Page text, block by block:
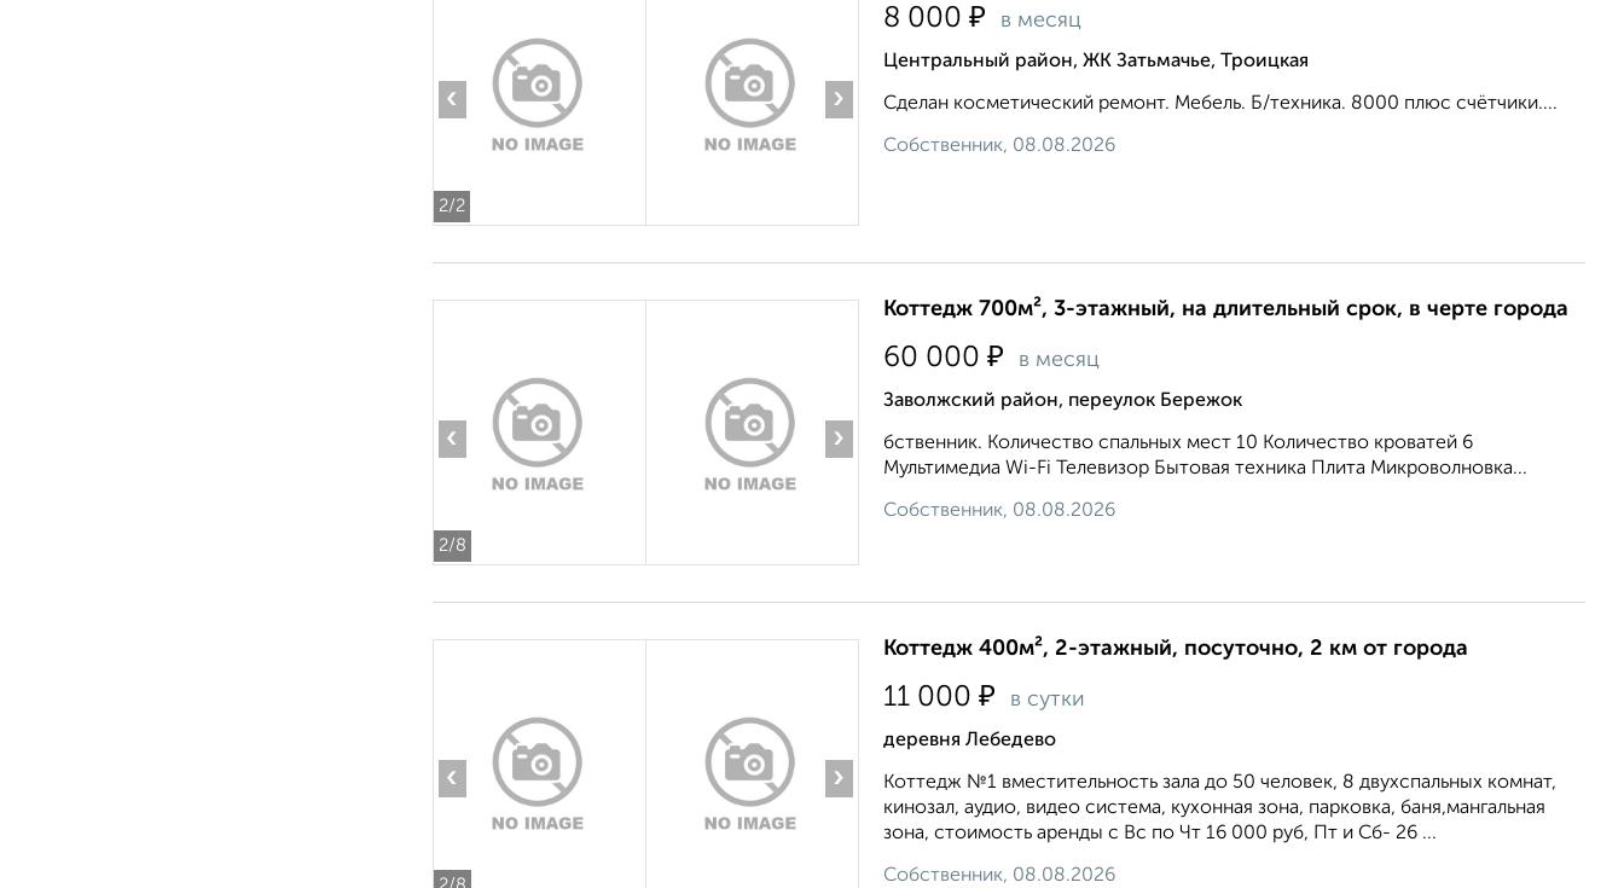
2/2
‹ ›
8 000 ₽ в месяц
Центральный район, ЖК Затьмачье, Троицкая
Сделан косметический ремонт. Мебель. Б/техника. 8000 плюс счётчики....
Собственник, 08.08.2026
2/8
‹ ›
Коттедж 700м², 3-этажный, на длительный срок, в черте города
60 000 ₽ в месяц
Заволжский район, переулок Бережок
бственник. Количество спальных мест 10 Количество кроватей 6
Мультимедиа Wi-Fi Телевизор Бытовая техника Плита Микроволновка...
Собственник, 08.08.2026
‹ ›
Коттедж 400м², 2-этажный, посуточно, 2 км от города
11 000 ₽ в сутки
деревня Лебедево
Коттедж №1 вместительность зала до 50 человек, 8 двухспальных комнат,
кинозал, аудио, видео система, кухонная зона, парковка, баня,мангальная
зона, стоимость аренды c Вс по Чт 16 000 руб, Пт и Сб- 26 ...
Собственник, 08.08.2026